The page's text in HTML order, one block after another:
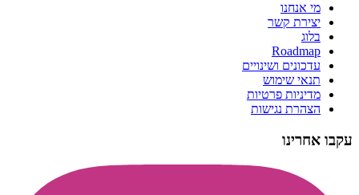
מי אנחנו
יצירת קשר
בלוג
Roadmap
עדכונים ושינויים
תנאי שימוש
מדיניות פרטיות
הצהרת נגישות
עקבו אחרינו